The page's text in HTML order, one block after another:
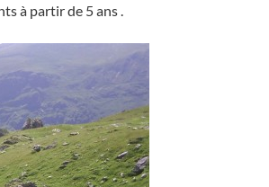
à partir de 5 ans .